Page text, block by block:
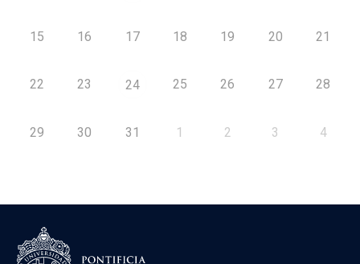
15 16 17 18 19 20 21
22 23 24 25 26 27 28
29 30 31 1 2 3 4